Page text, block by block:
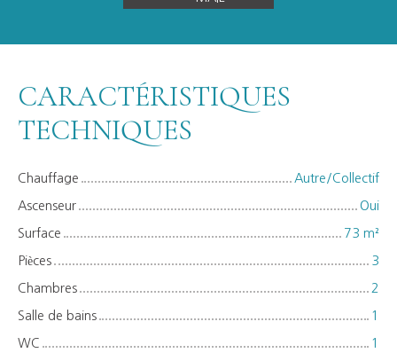
CARACTÉRISTIQUES
TECHNIQUES
Chauffage Autre/Collectif
Ascenseur Oui
Surface 73 m²
Pièces 3
Chambres 2
Salle de bains 1
WC 1